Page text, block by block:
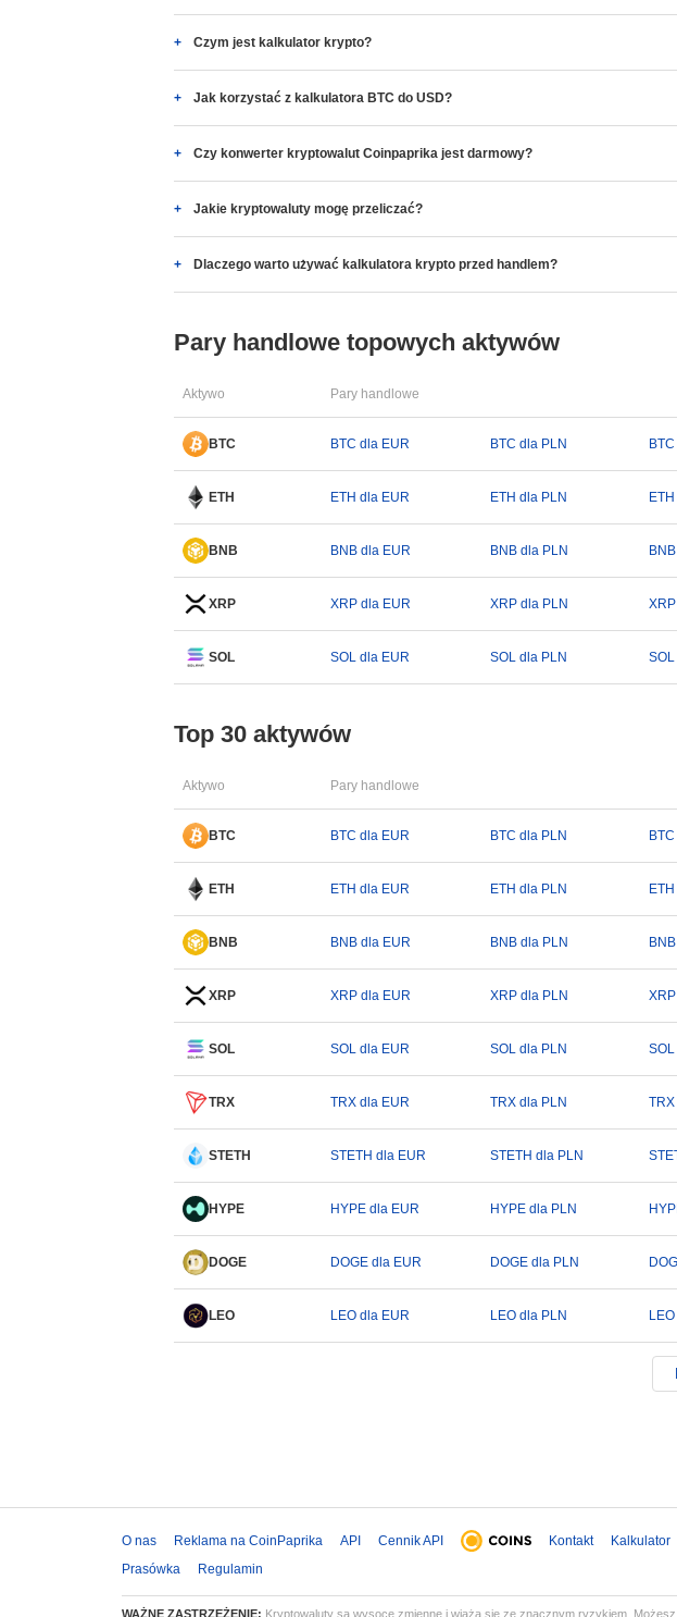
Czym jest kalkulator krypto?
Jak korzystać z kalkulatora BTC do USD?
Czy konwerter kryptowalut Coinpaprika jest darmowy?
Jakie kryptowaluty mogę przeliczać?
Dlaczego warto używać kalkulatora krypto przed handlem?
Pary handlowe topowych aktywów
Aktywo Pary handlowe
BTC BTC dla EUR BTC dla PLN
ETH ETH dla EUR ETH dla PLN
BNB BNB dla EUR BNB dla PLN
XRP XRP dla EUR XRP dla PLN
SOL SOL dla EUR SOL dla PLN
Top 30 aktywów
Aktywo Pary handlowe
BTC BTC dla EUR BTC dla PLN
ETH ETH dla EUR ETH dla PLN
BNB BNB dla EUR BNB dla PLN
XRP XRP dla EUR XRP dla PLN
SOL SOL dla EUR SOL dla PLN
TRX TRX dla EUR TRX dla PLN
STETH STETH dla EUR STETH dla PLN
HYPE HYPE dla EUR HYPE dla PLN
DOGE DOGE dla EUR DOGE dla PLN
LEO LEO dla EUR LEO dla PLN
O nas Reklama na CoinPaprika API Cennik API Kontakt Kalkulator
Prasówka
Regulamin
WAŻNE ZASTRZEŻENIE: Kryptowaluty są wysoce zmienne i wiążą się ze znacznym ryzykiem.